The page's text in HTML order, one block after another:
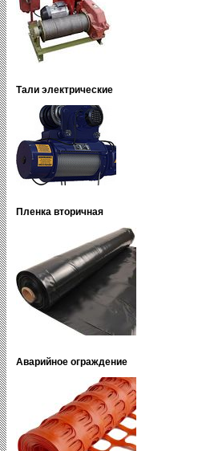
Тали электрические
Пленка вторичная
Аварийное ограждение